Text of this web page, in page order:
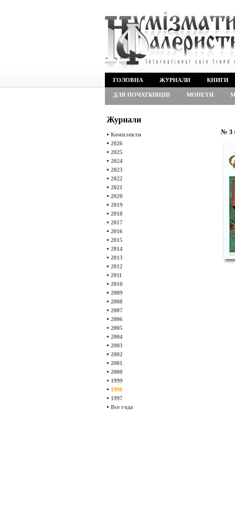
ГОЛОВНА ЖУРНАЛИ КНИГИ
ДЛЯ ПОЧАТКІВЦІВ МОНЕТИ
Журнали
• Комплекти
• 2026
• 2025
• 2024
• 2023
• 2022
• 2021
• 2020
• 2019
• 2018
• 2017
• 2016
• 2015
• 2014
• 2013
• 2012
• 2011
• 2010
• 2009
• 2008
• 2007
• 2006
• 2005
• 2004
• 2003
• 2002
• 2001
• 2000
• 1999
• 1998
• 1997
• Все года
№ 3